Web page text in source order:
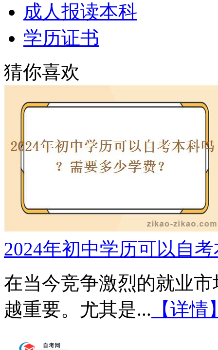
成人报读本科
学历证书
猜你喜欢
2024年初中学历可以自
在当今竞争激烈的就业
越重要。尤其是... 【详情